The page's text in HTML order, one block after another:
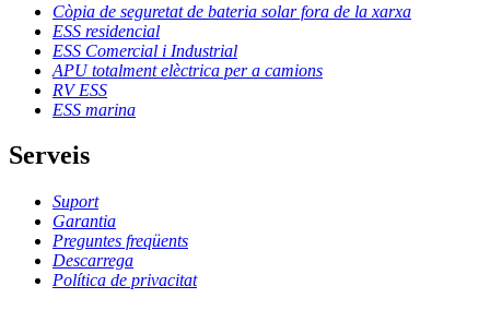
Còpia de seguretat de bateria solar fora de la xarxa
ESS residencial
ESS Comercial i Industrial
APU totalment elèctrica per a camions
RV ESS
ESS marina
Serveis
Suport
Garantia
Preguntes freqüents
Descarrega
Política de privacitat